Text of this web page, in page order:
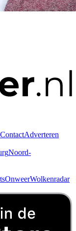
ContactAdverteren
Noord-
OnweerWolkenradar